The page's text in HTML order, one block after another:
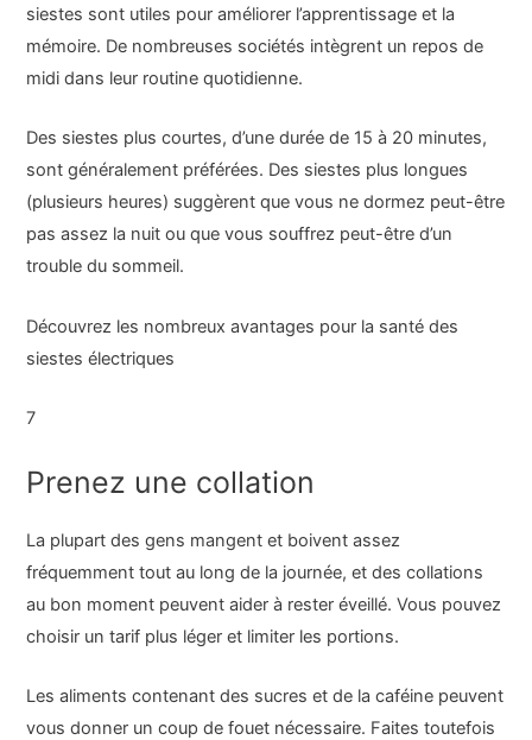
siestes sont utiles pour améliorer l’apprentissage et la
mémoire. De nombreuses sociétés intègrent un repos de
midi dans leur routine quotidienne.
Des siestes plus courtes, d’une durée de 15 à 20 minutes,
sont généralement préférées. Des siestes plus longues
(plusieurs heures) suggèrent que vous ne dormez peut-être
pas assez la nuit ou que vous souffrez peut-être d’un
trouble du sommeil.
Découvrez les nombreux avantages pour la santé des
siestes électriques
7
Prenez une collation
La plupart des gens mangent et boivent assez
fréquemment tout au long de la journée, et des collations
au bon moment peuvent aider à rester éveillé. Vous pouvez
choisir un tarif plus léger et limiter les portions.
Les aliments contenant des sucres et de la caféine peuvent
vous donner un coup de fouet nécessaire. Faites toutefois